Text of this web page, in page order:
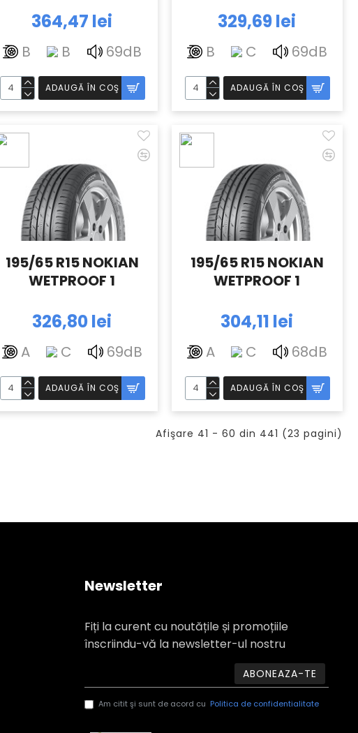
364,47 lei
B B 69dB
ADAUGĂ ÎN COŞ
329,69 lei
B C 69dB
ADAUGĂ ÎN COŞ
195/65 R15 NOKIAN
WETPROOF 1
326,80 lei
A C 69dB
ADAUGĂ ÎN COŞ
195/65 R15 NOKIAN
WETPROOF 1
304,11 lei
A C 68dB
ADAUGĂ ÎN COŞ
Afişare 41 - 60 din 441 (23 pagini)
Newsletter
Fiți la curent cu noutățile și promoțiile
înscriindu-vă la newsletter-ul nostru
ABONEAZA-TE
Am citit şi sunt de acord cu Politica de confidentialitate